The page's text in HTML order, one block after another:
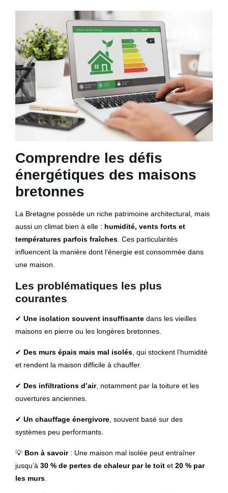
Comprendre les défis
énergétiques des maisons
bretonnes
La Bretagne possède un riche patrimoine architectural, mais
aussi un climat bien à elle : humidité, vents forts et
températures parfois fraîches. Ces particularités
influencent la manière dont l’énergie est consommée dans
une maison.
Les problématiques les plus
courantes
✔ Une isolation souvent insuffisante dans les vieilles
maisons en pierre ou les longères bretonnes.
✔ Des murs épais mais mal isolés, qui stockent l’humidité
et rendent la maison difficile à chauffer.
✔ Des infiltrations d’air, notamment par la toiture et les
ouvertures anciennes.
✔ Un chauffage énergivore, souvent basé sur des
systèmes peu performants.
💡 Bon à savoir: Une maison mal isolée peut entraîner
jusqu’à 30 % de pertes de chaleur par le toit et 20 % par
les murs.